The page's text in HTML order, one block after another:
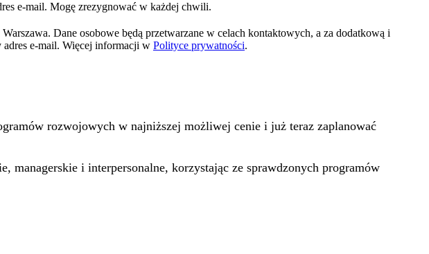
e-mail. Mogę zrezygnować w każdej chwili.
Dane osobowe będą przetwarzane w celach kontaktowych, a za dodatkową i
adres e-mail. Więcej informacji w Polityce prywatności.
rozwojowych w najniższej możliwej cenie i już teraz zaplanować
i interpersonalne, korzystając ze sprawdzonych programów